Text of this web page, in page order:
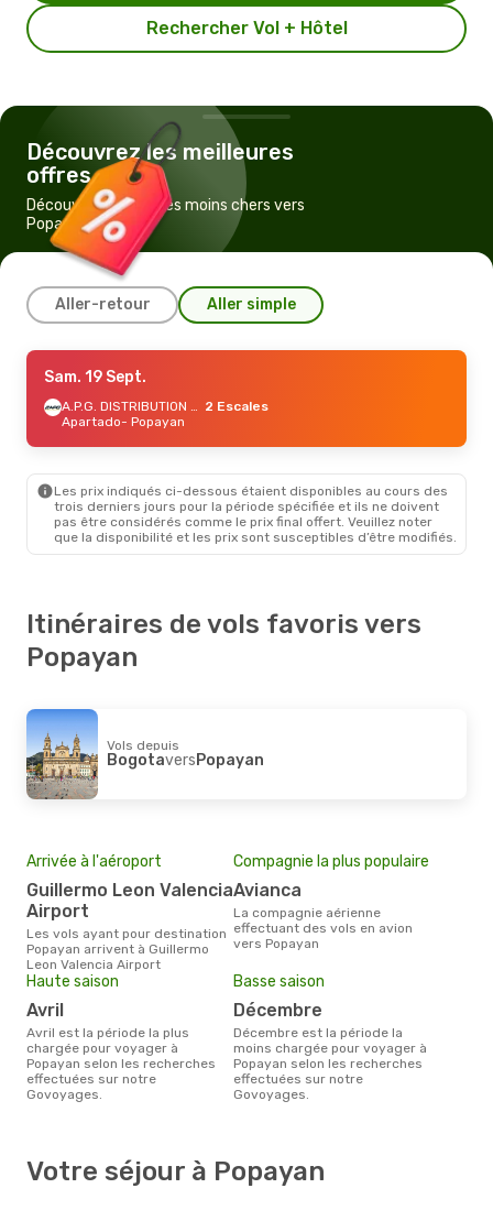
Rechercher Vol + Hôtel
Découvrez les meilleures
offres
Découvrez les vols les moins chers vers
Popayan
Aller-retour Aller simple
Dim. 30 Août- Sam. 5 Sept.
Jetsmart Airlines1 Escale
Cali- Popayan
Popayan- Cali
Ven. 16 Oct.- Ven. 16 Oct.
AviancaDirect
- Popayan
Dim. 6 Sept. - Jeu. 10 Sept.
AviancaDirect
Bogota
Popayan
Sam. 19 Sept.
A.P.G. DISTRIBUTION SYSTEM 2 Escales
Apartado- Popayan
Les prix indiqués ci-dessous étaient disponibles au cours des
trois derniers jours pour la période spécifiée et ils ne doivent
pas être considérés comme le prix final offert. Veuillez noter
que la disponibilité et les prix sont susceptibles d’être modifiés.
Itinéraires de vols favoris vers
Popayan
Vols depuis
BogotaversPopayan
Arrivée à l'aéroport
Guillermo Leon Valencia
Airport
Les vols ayant pour destination
Popayan arrivent à Guillermo
Leon Valencia Airport
Compagnie la plus populaire
Avianca
La compagnie aérienne
effectuant des vols en avion
vers Popayan
Haute saison
avril
avril est la période la plus
chargée pour voyager à
Popayan selon les recherches
effectuées sur notre
Govoyages.
Basse saison
décembre
décembre est la période la
moins chargée pour voyager à
Popayan selon les recherches
effectuées sur notre
Govoyages.
Votre séjour à Popayan